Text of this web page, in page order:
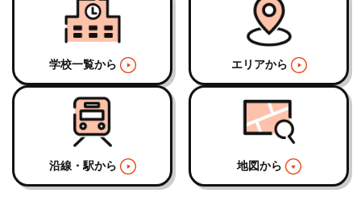
学校一覧から エリアから
沿線・駅から 地図から